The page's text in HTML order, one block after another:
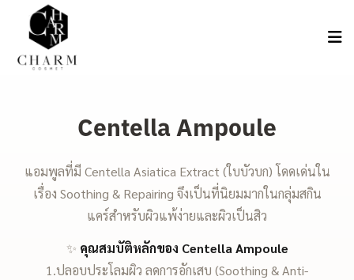
Centella Ampoule
แอมพูลที่มี Centella Asiatica Extract (ใบบัวบก) โดดเด่นใน
เรื่อง Soothing & Repairing จึงเป็นที่นิยมมากในกลุ่มสกิน
แคร์สำหรับผิวแพ้ง่ายและผิวเป็นสิว
✨ คุณสมบัติหลักของ Centella Ampoule
1.ปลอบประโลมผิว ลดการอักเสบ (Soothing & Anti-